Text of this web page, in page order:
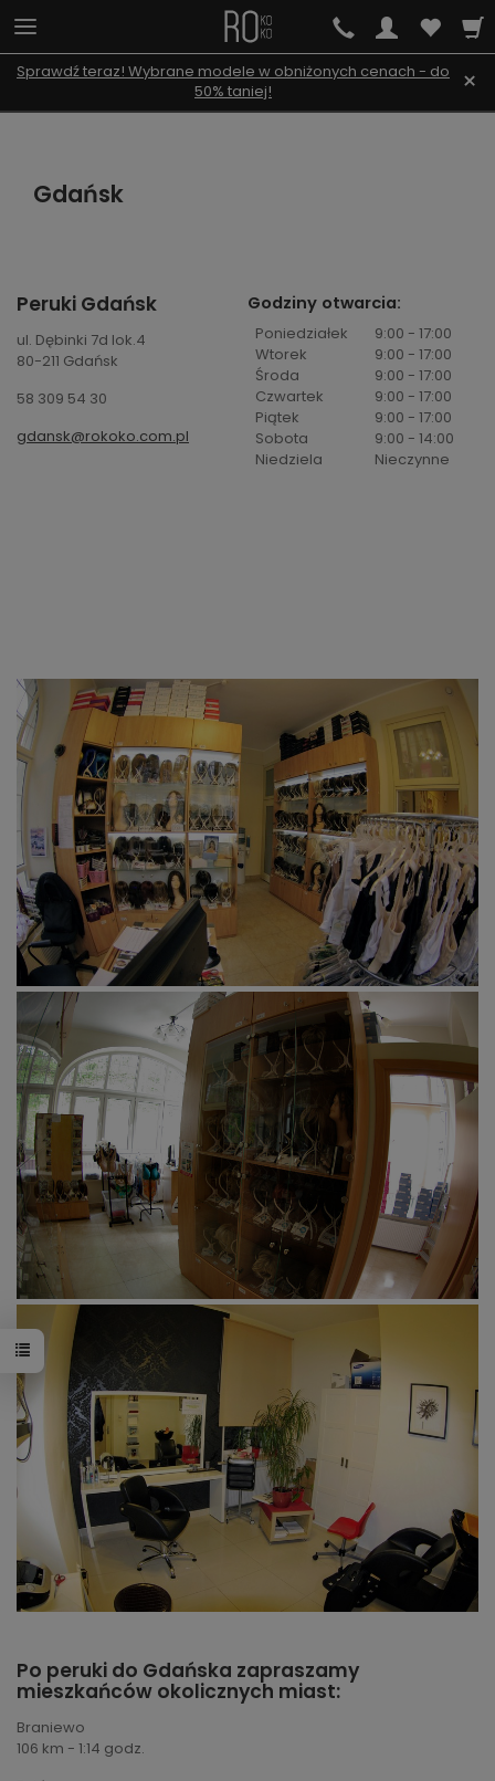
Sprawdź teraz! Wybrane modele w obniżonych cenach - do
50% taniej!
×
Gdańsk
Peruki Gdańsk
ul. Dębinki 7d lok.4
80-211 Gdańsk
58 309 54 30
gdansk@rokoko.com.pl
Godziny otwarcia:
Poniedziałek
9:00 - 17:00
Wtorek
9:00 - 17:00
Środa
9:00 - 17:00
Czwartek
9:00 - 17:00
Piątek
9:00 - 17:00
Sobota
9:00 - 14:00
Niedziela
Nieczynne
Po peruki do Gdańska zapraszamy
mieszkańców okolicznych miast:
Braniewo
106 km - 1:14 godz.